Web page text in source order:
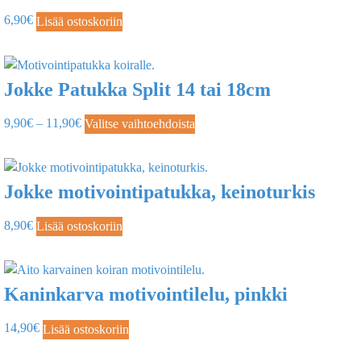
6,90€ Lisää ostoskoriin
Jokke Patukka Split 14 tai 18cm
9,90€ – 11,90€ Valitse vaihtoehdoista
Jokke motivointipatukka, keinoturkis
8,90€ Lisää ostoskoriin
Kaninkarva motivointilelu, pinkki
14,90€ Lisää ostoskoriin